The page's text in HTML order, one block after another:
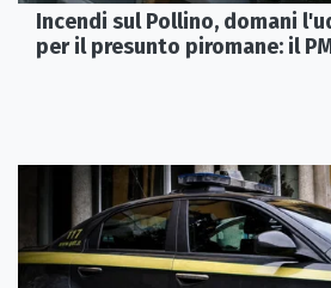
Incendi sul Pollino, domani
per il presunto piromane: il